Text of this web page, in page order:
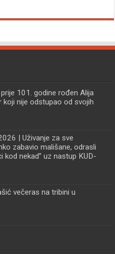
101. godine rođen Alija
koji nije odstupao od svojih
| Uživanje za sve
zabavio mališane, odrasli
kod nekad” uz nastup KUD-
večeras na tribini u